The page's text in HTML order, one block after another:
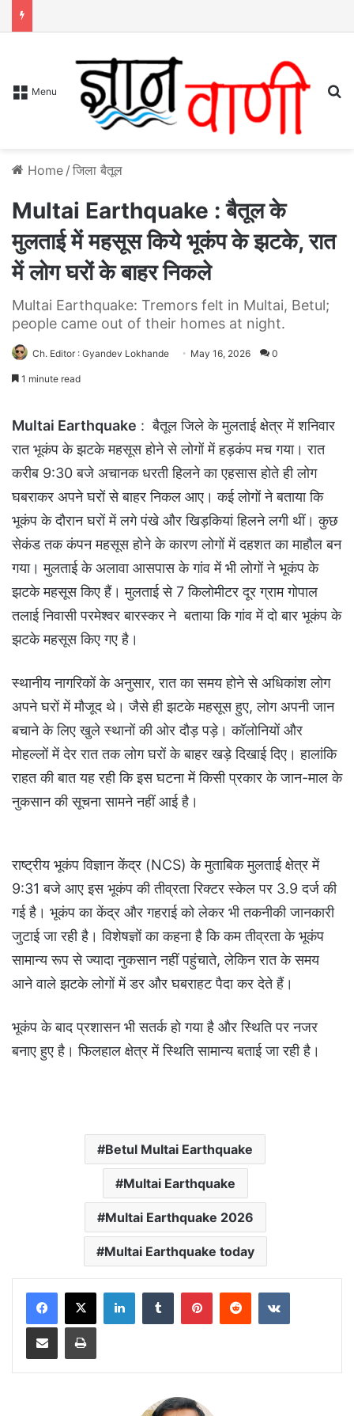
Menu
Home / जिला बैतूल
Multai Earthquake : बैतूल के
मुलताई में महसूस किये भूकंप के झटके, रात
में लोग घरों के बाहर निकले
Multai Earthquake: Tremors felt in Multai, Betul;
people came out of their homes at night.
Ch. Editor : Gyandev Lokhande May 16, 2026 0
1 minute read
Multai Earthquake : बैतूल जिले के मुलताई क्षेत्र में शनिवार
रात भूकंप के झटके महसूस होने से लोगों में हड़कंप मच गया। रात
करीब 9:30 बजे अचानक धरती हिलने का एहसास होते ही लोग
घबराकर अपने घरों से बाहर निकल आए। कई लोगों ने बताया कि
भूकंप के दौरान घरों में लगे पंखे और खिड़कियां हिलने लगी थीं। कुछ
सेकंड तक कंपन महसूस होने के कारण लोगों में दहशत का माहौल बन
गया। मुलताई के अलावा आसपास के गांव में भी लोगों ने भूकंप के
झटके महसूस किए हैं। मुलताई से 7 किलोमीटर दूर ग्राम गोपाल
तलाई निवासी परमेश्वर बारस्कर ने बताया कि गांव में दो बार भूकंप के
झटके महसूस किए गए है।
स्थानीय नागरिकों के अनुसार, रात का समय होने से अधिकांश लोग
अपने घरों में मौजूद थे। जैसे ही झटके महसूस हुए, लोग अपनी जान
बचाने के लिए खुले स्थानों की ओर दौड़ पड़े। कॉलोनियों और
मोहल्लों में देर रात तक लोग घरों के बाहर खड़े दिखाई दिए। हालांकि
राहत की बात यह रही कि इस घटना में किसी प्रकार के जान-माल के
नुकसान की सूचना सामने नहीं आई है।
राष्ट्रीय भूकंप विज्ञान केंद्र (NCS) के मुताबिक मुलताई क्षेत्र में
9:31 बजे आए इस भूकंप की तीव्रता रिक्टर स्केल पर 3.9 दर्ज की
गई है। भूकंप का केंद्र और गहराई को लेकर भी तकनीकी जानकारी
जुटाई जा रही है। विशेषज्ञों का कहना है कि कम तीव्रता के भूकंप
सामान्य रूप से ज्यादा नुकसान नहीं पहुंचाते, लेकिन रात के समय
आने वाले झटके लोगों में डर और घबराहट पैदा कर देते हैं।
भूकंप के बाद प्रशासन भी सतर्क हो गया है और स्थिति पर नजर
बनाए हुए है। फिलहाल क्षेत्र में स्थिति सामान्य बताई जा रही है।
Betul Multai Earthquake
Multai Earthquake
Multai Earthquake 2026
Multai Earthquake today